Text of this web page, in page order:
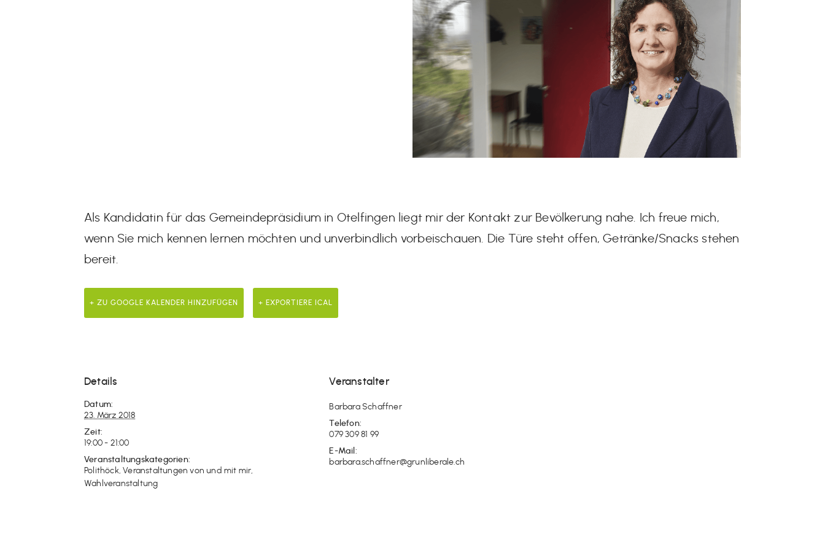
Als Kandidatin für das Gemeindepräsidium in Otelfingen liegt mir der Kontakt zur Bevölkerung nahe. Ich freue mich,
wenn Sie mich kennen lernen möchten und unverbindlich vorbeischauen. Die Türe steht offen, Getränke/Snacks stehen
bereit.
+ ZU GOOGLE KALENDER HINZUFÜGEN + EXPORTIERE ICAL
Details
Datum:
23. März 2018
Zeit:
19:00 - 21:00
Veranstaltungskategorien:
Polithöck,Veranstaltungen von und mit mir,
Wahlveranstaltung
Veranstalter
Barbara Schaffner
Telefon:
079 309 81 99
E-Mail:
barbara.schaffner@grunliberale.ch